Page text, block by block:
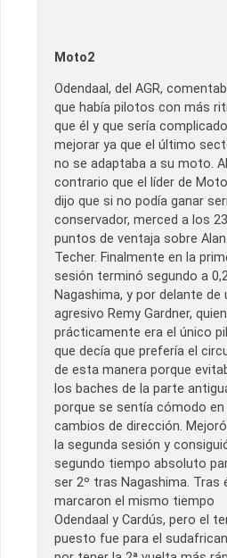
Moto2
Odendaal, del AGR,
que había pilotos con más
que él y que sería complicado
mejorar ya que el último
no se adaptaba a su moto. Al
contrario que el líder de
dijo que si no podía ganar
conservador, merced a los 23
puntos de ventaja sobre Alan
Techer. Finalmente en la
sesión terminó segundo a
Nagashima, y por delante de
agresivo Remy Gardner, quien
prácticamente era el único
que decía que prefería el
de esta manera porque
los baches de la parte
porque se sentía cómodo en
cambios de dirección.
la segunda sesión y
segundo tiempo absoluto
ser 2º tras Nagashima. Tras
marcaron el mismo tiempo
Odendaal y Cardús, pero el
puesto fue para el